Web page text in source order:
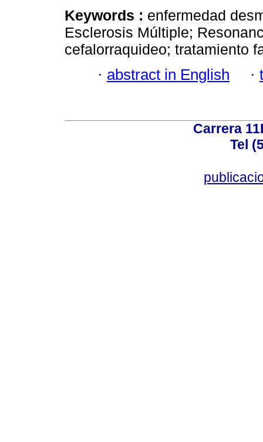
Keywords : enfermedad
Esclerosis Múltiple;
cefalorraquideo; tratamiento
· abstract in English ·
Carrera
Tel